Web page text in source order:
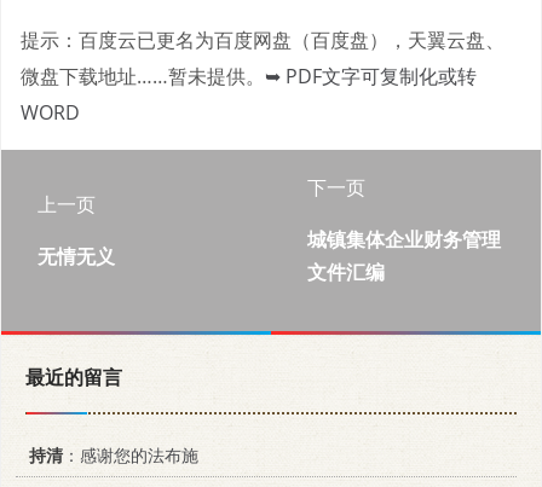
提示：百度云已更名为百度网盘（百度盘），天翼云盘、
微盘下载地址……暂未提供。 ➥ PDF文字可复制化或转
WORD
上一页
无情无义
下一页
城镇集体企业财务管理
文件汇编
最近的留言
持清：感谢您的法布施